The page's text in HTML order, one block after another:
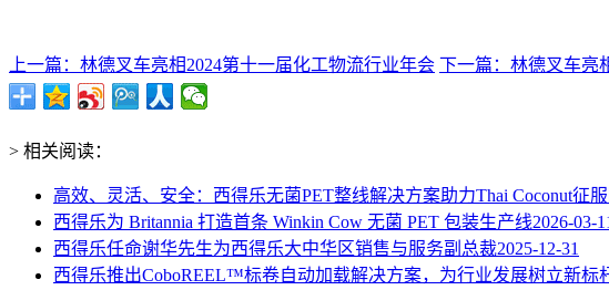
上一篇：林德叉车亮相2024第十一届化工物流行业年会 下一篇：林德叉车亮
> 相关阅读：
高效、灵活、安全：西得乐无菌PET整线解决方案助力Thai Coconut征
西得乐为 Britannia 打造首条 Winkin Cow 无菌 PET 包装生产线2026-03-
西得乐任命谢华先生为西得乐大中华区销售与服务副总裁2025-12-31
西得乐推出CoboREEL™标卷自动加载解决方案，为行业发展树立新标